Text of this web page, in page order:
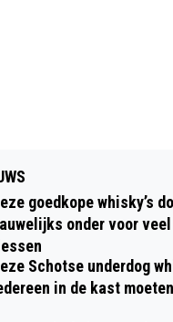
goedkope whisky’s
onder voor
Schotse underdog
in de kast